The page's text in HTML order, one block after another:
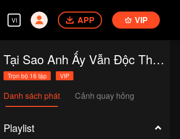
VI APP VIP
Tại Sao Anh Ấy Vẫn Độc Thân?
Trọn bộ 16 tập VIP
Danh sách phát Cảnh quay hỏng
Playlist